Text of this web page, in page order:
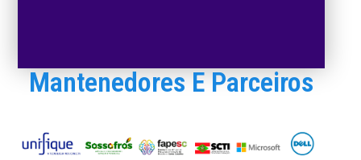
Mantenedores E Parceiros